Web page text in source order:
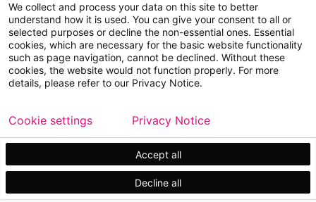
Acciones
Copyright © 2026 Metso
Mapa del sitio
Información legal
Privacidad Marca comercial
We collect and process your data on this site to better
understand how it is used. You can give your consent to all or
selected purposes or decline the non-essential ones. Essential
cookies, which are necessary for the basic website functionality
such as page navigation, cannot be declined. Without these
cookies, the website would not function properly. For more
details, please refer to our Privacy Notice.
Accept all
Decline all
Cookie settings Privacy Notice